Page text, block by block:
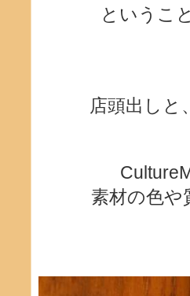
というこ
店頭出しと
素材の色や